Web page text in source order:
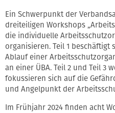
Ein Schwerpunkt der
dreiteiligen Workshops
die individuelle
organisieren. Teil 1
Ablauf einer
an einer ÜBA. Teil 2 und Teil 3
fokussieren sich auf die
und Angelpunkt der
Im Frühjahr 2024 finden acht